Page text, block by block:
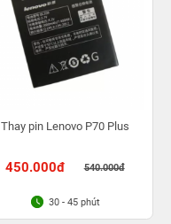
Thay pin Lenovo P70 Plus
450.000đ 540.000đ
30 - 45 phút